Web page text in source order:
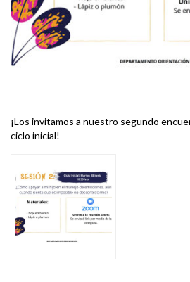
¡Los invitamos a nuestro segundo
ciclo inicial!